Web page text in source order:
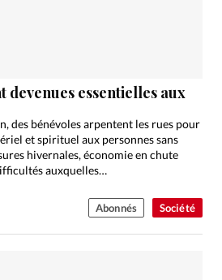
Société
devenues essentielles aux
des bénévoles arpentent les rues pour
et spirituel aux personnes sans
hivernales, économie en chute
auxquelles…
Abonnés